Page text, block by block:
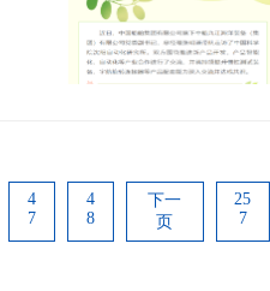
4
7
4
8
下一
页
25
7